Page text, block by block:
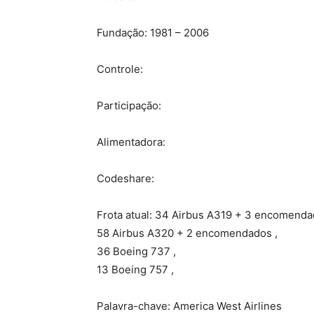
Fundação: 1981 – 2006
Controle:
Participação:
Alimentadora:
Codeshare:
Frota atual: 34 Airbus A319 + 3
58 Airbus A320 + 2 encomendados ,
36 Boeing 737 ,
13 Boeing 757 ,
Palavra-chave: America West Airlines